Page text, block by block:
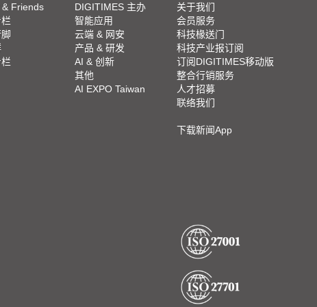
& Friends
DIGITIMES 主办
智能应用
云端 & 网安
产品 & 研发
AI & 创新
其他
AI EXPO Taiwan
关于我们
会员服务
科技椽送门
科技产业报订阅
订阅DIGITIMES移动版
整合行销服务
人才招募
联络我们
下载新闻App